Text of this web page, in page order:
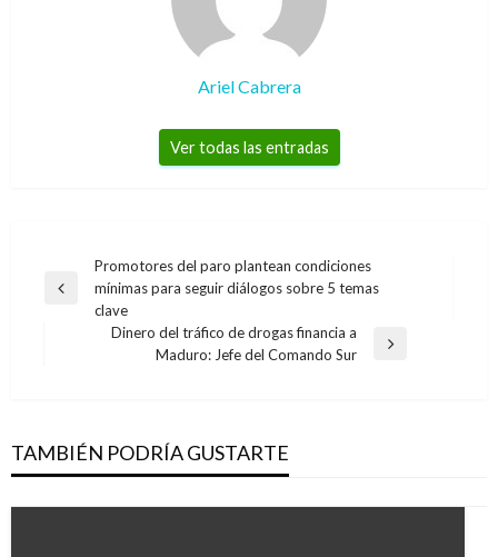
Ariel Cabrera
Ver todas las entradas
Navegación
de
entradas
Entrada
Promotores del paro plantean condiciones
mínimas para seguir diálogos sobre 5 temas
clave
Dinero del tráfico de drogas financia a
Maduro: Jefe del Comando Sur
TAMBIÉN PODRÍA GUSTARTE